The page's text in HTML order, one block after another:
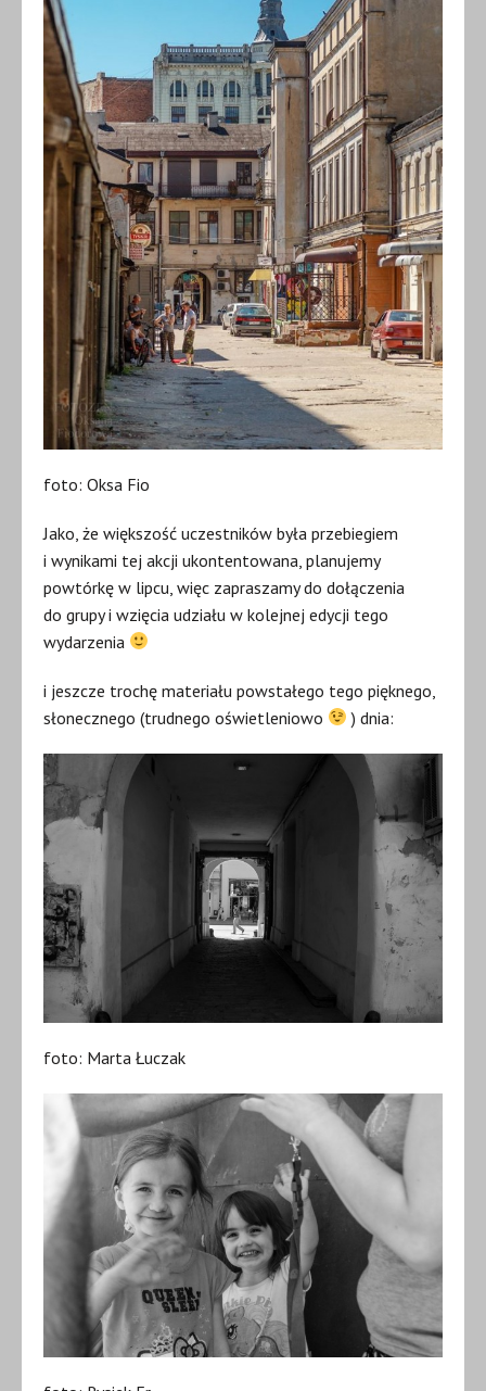
foto: Oksa Fio
Jako, że większość uczestników była przebiegiem
i wynikami tej akcji ukontentowana, planujemy
powtórkę w lipcu, więc zapraszamy do dołączenia
do grupy i wzięcia udziału w kolejnej edycji tego
wydarzenia
i jeszcze trochę materiału powstałego tego pięknego,
słonecznego (trudnego oświetleniowo
) dnia:
foto: Marta Łuczak